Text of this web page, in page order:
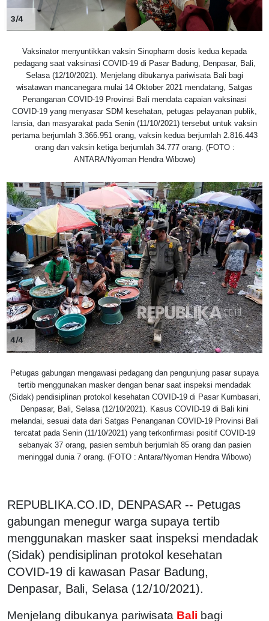
3/4
Vaksinator menyuntikkan vaksin Sinopharm dosis kedua kepada
pedagang saat vaksinasi COVID-19 di Pasar Badung, Denpasar, Bali,
Selasa (12/10/2021). Menjelang dibukanya pariwisata Bali bagi
wisatawan mancanegara mulai 14 Oktober 2021 mendatang, Satgas
Penanganan COVID-19 Provinsi Bali mendata capaian vaksinasi
COVID-19 yang menyasar SDM kesehatan, petugas pelayanan publik,
lansia, dan masyarakat pada Senin (11/10/2021) tersebut untuk vaksin
pertama berjumlah 3.366.951 orang, vaksin kedua berjumlah 2.816.443
orang dan vaksin ketiga berjumlah 34.777 orang. (FOTO :
ANTARA/Nyoman Hendra Wibowo)
4/4
Petugas gabungan mengawasi pedagang dan pengunjung pasar supaya
tertib menggunakan masker dengan benar saat inspeksi mendadak
(Sidak) pendisiplinan protokol kesehatan COVID-19 di Pasar Kumbasari,
Denpasar, Bali, Selasa (12/10/2021). Kasus COVID-19 di Bali kini
melandai, sesuai data dari Satgas Penanganan COVID-19 Provinsi Bali
tercatat pada Senin (11/10/2021) yang terkonfirmasi positif COVID-19
sebanyak 37 orang, pasien sembuh berjumlah 85 orang dan pasien
meninggal dunia 7 orang. (FOTO : Antara/Nyoman Hendra Wibowo)
REPUBLIKA.CO.ID, DENPASAR -- Petugas
gabungan menegur warga supaya tertib
menggunakan masker saat inspeksi mendadak
(Sidak) pendisiplinan protokol kesehatan
COVID-19 di kawasan Pasar Badung,
Denpasar, Bali, Selasa (12/10/2021).
Menjelang dibukanya pariwisata Bali bagi